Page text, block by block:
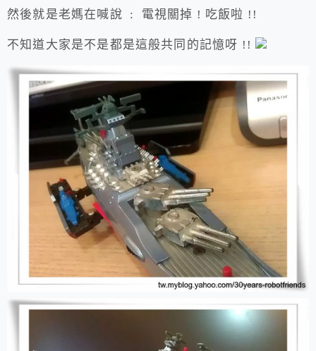
然後就是老媽在喊說 : 電視關掉 ! 吃飯啦 !!
不知道大家是不是都是這般共同的記憶呀 !!